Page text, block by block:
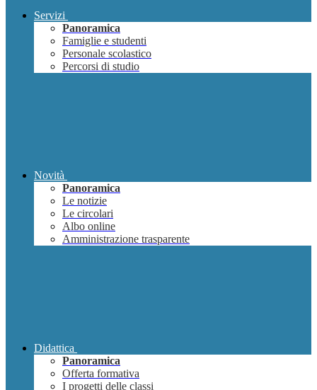
Servizi
Panoramica
Famiglie e studenti
Personale scolastico
Percorsi di studio
Novità
Panoramica
Le notizie
Le circolari
Albo online
Amministrazione trasparente
Didattica
Panoramica
Offerta formativa
I progetti delle classi